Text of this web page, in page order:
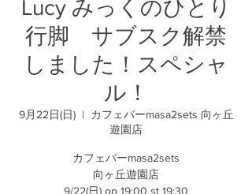
Lucy みっくのひとり
行脚 サブスク解禁
しました！スペシャ
ル！
9月22日(日)
  |
カフェバーmasa2sets 向ヶ丘
遊園店
カフェバーmasa2sets
向ヶ丘遊園店
9/22(日) op 19:00 st 19:30